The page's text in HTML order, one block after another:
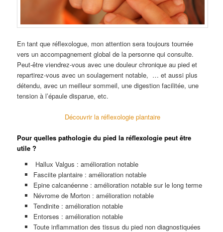
En tant que réflexologue, mon attention sera toujours tournée
vers un accompagnement global de la personne qui consulte.
Peut-être viendrez-vous avec une douleur chronique au pied et
repartirez-vous avec un soulagement notable, … et aussi plus
détendu, avec un meilleur sommeil, une digestion facilitée, une
tension à l’épaule disparue, etc.
Découvrir la réflexologie plantaire
Pour quelles pathologie du pied la réflexologie peut être
utile ?
Hallux Valgus : amélioration notable
Fasciite plantaire : amélioration notable
Epine calcanéenne : amélioration notable sur le long terme
Névrome de Morton : amélioration notable
Tendinite : amélioration notable
Entorses : amélioration notable
Toute inflammation des tissus du pied non diagnostiquées